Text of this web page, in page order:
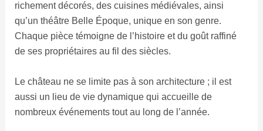
richement décorés, des cuisines médiévales, ainsi
qu’un théâtre Belle Époque, unique en son genre.
Chaque pièce témoigne de l’histoire et du goût raffiné
de ses propriétaires au fil des siècles.
Le château ne se limite pas à son architecture ; il est
aussi un lieu de vie dynamique qui accueille de
nombreux événements tout au long de l’année.